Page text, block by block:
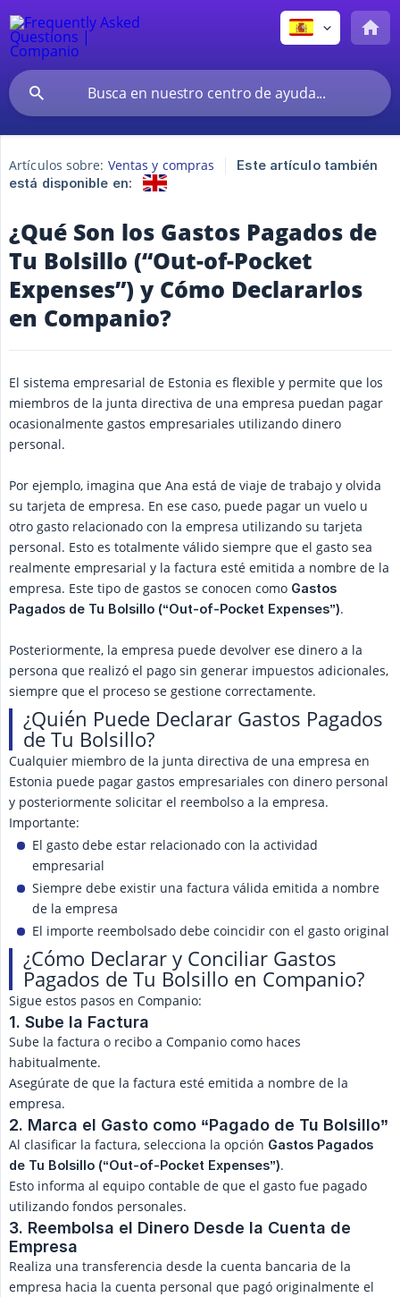
Artículos sobre: Ventas y compras
Este artículo también
está disponible en:
¿Qué Son los Gastos Pagados de
Tu Bolsillo (“Out-of-Pocket
Expenses”) y Cómo Declararlos
en Companio?
El sistema empresarial de Estonia es flexible y permite que los
miembros de la junta directiva de una empresa puedan pagar
ocasionalmente gastos empresariales utilizando dinero
personal.
Por ejemplo, imagina que Ana está de viaje de trabajo y olvida
su tarjeta de empresa. En ese caso, puede pagar un vuelo u
otro gasto relacionado con la empresa utilizando su tarjeta
personal. Esto es totalmente válido siempre que el gasto sea
realmente empresarial y la factura esté emitida a nombre de la
empresa. Este tipo de gastos se conocen como Gastos
Pagados de Tu Bolsillo (“Out-of-Pocket Expenses”).
Posteriormente, la empresa puede devolver ese dinero a la
persona que realizó el pago sin generar impuestos adicionales,
siempre que el proceso se gestione correctamente.
¿Quién Puede Declarar Gastos Pagados
de Tu Bolsillo?
Cualquier miembro de la junta directiva de una empresa en
Estonia puede pagar gastos empresariales con dinero personal
y posteriormente solicitar el reembolso a la empresa.
Importante:
El gasto debe estar relacionado con la actividad
empresarial
Siempre debe existir una factura válida emitida a nombre
de la empresa
El importe reembolsado debe coincidir con el gasto original
¿Cómo Declarar y Conciliar Gastos
Pagados de Tu Bolsillo en Companio?
Sigue estos pasos en Companio:
1. Sube la Factura
Sube la factura o recibo a Companio como haces
habitualmente.
Asegúrate de que la factura esté emitida a nombre de la
empresa.
2. Marca el Gasto como “Pagado de Tu Bolsillo”
Al clasificar la factura, selecciona la opción Gastos Pagados
de Tu Bolsillo (“Out-of-Pocket Expenses”).
Esto informa al equipo contable de que el gasto fue pagado
utilizando fondos personales.
3. Reembolsa el Dinero Desde la Cuenta de
Empresa
Realiza una transferencia desde la cuenta bancaria de la
empresa hacia la cuenta personal que pagó originalmente el